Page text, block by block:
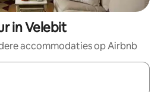
in Velebit
accommodaties op Airbnb
beschikbaar zijn, maak je een keuze